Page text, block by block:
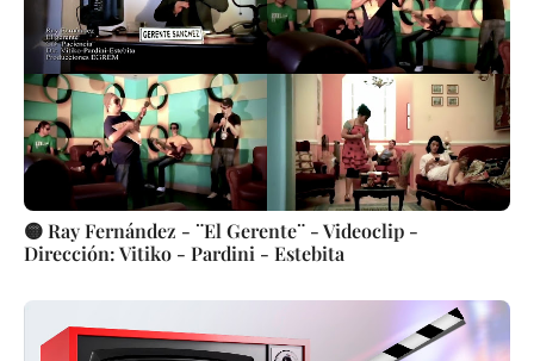
🟡 Ray Fernández - ¨El Gerente¨ - Videoclip -
Dirección: Vitiko - Pardini - Estebita